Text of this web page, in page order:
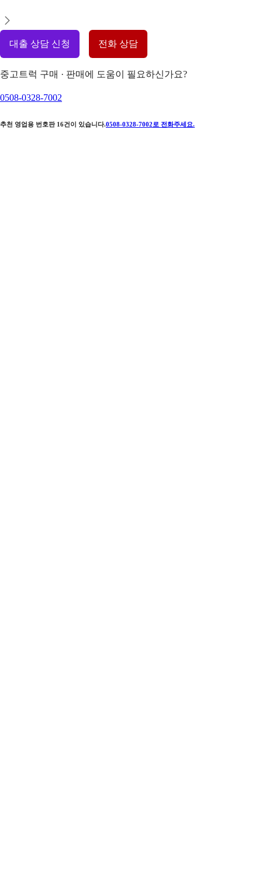
대출 상담 신청 전화 상담
중고트럭 구매 · 판매에 도움이 필요하신가요?
0508-0328-7002
추천 영업용 번호판 16건이 있습니다.0508-0328-7002 로 전화주세요.